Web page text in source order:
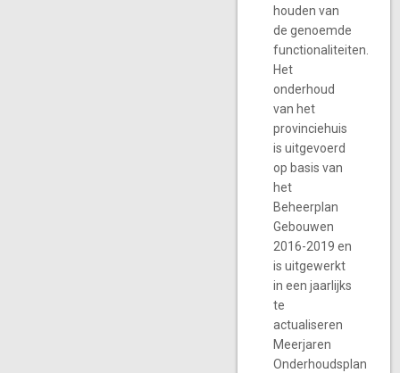
houden van
de genoemde
functionaliteiten.
Het
onderhoud
van het
provinciehuis
is uitgevoerd
op basis van
het
Beheerplan
Gebouwen
2016-2019 en
is uitgewerkt
in een jaarlijks
te
actualiseren
Meerjaren
Onderhoudsplan